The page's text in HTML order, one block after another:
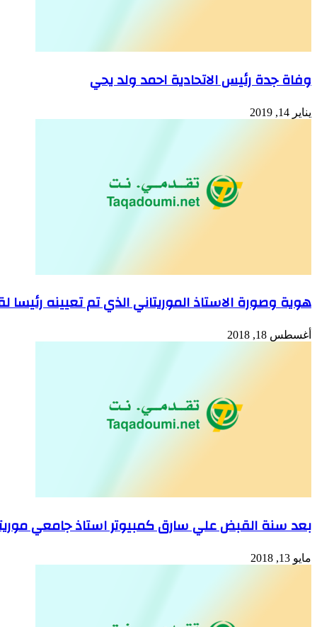
وفاة جدة رئيس الاتحادية احمد ولد يحي
يناير 14, 2019
هوية وصورة الاستاذ الموريتاني الذي تم تعيينه رئيسا
أغسطس 18, 2018
بعد سنة القبض علي سارق كمبيوتر استاذ جامعي
مايو 13, 2018